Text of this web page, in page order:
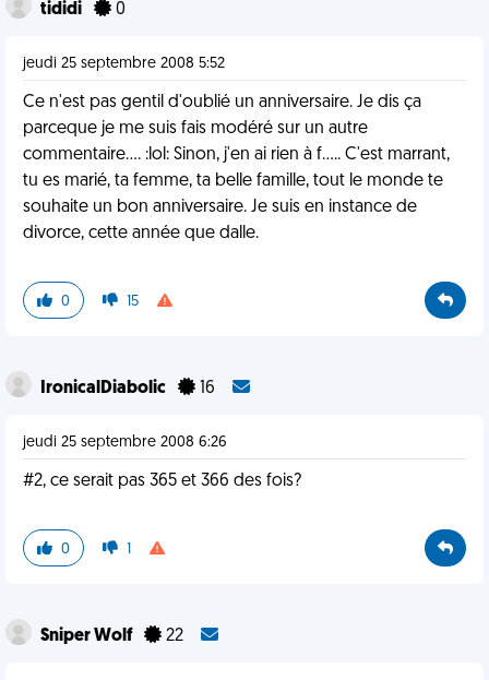
tididi 0
jeudi 25 septembre 2008 5:52
Ce n'est pas gentil d'oublié un anniversaire. Je dis ça
parceque je me suis fais modéré sur un autre
commentaire.... :lol: Sinon, j'en ai rien à f..... C'est marrant,
tu es marié, ta femme, ta belle famille, tout le monde te
souhaite un bon anniversaire. Je suis en instance de
divorce, cette année que dalle.
0 15
IronicalDiabolic 16
jeudi 25 septembre 2008 6:26
#2, ce serait pas 365 et 366 des fois?
0 1
Sniper Wolf 22